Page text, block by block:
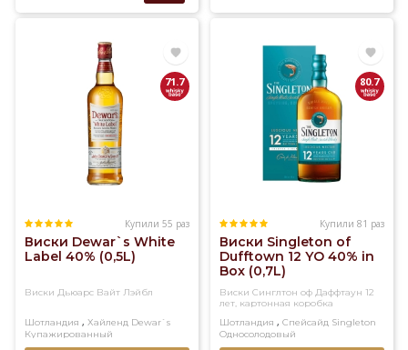
71.7
Купили 55 раз
Виски Dewar`s White
Label 40% (0,5L)
Виски Дьюарс Вайт Лэйбл
Шотландия , Хайленд Dewar`s
Купажированный
80.7
Купили 81 раз
Виски Singleton of
Dufftown 12 YO 40% in
Box (0,7L)
Виски Синглтон оф Даффтаун 12
лет, картонная коробка
Шотландия , Спейсайд Singleton
Односолодовый